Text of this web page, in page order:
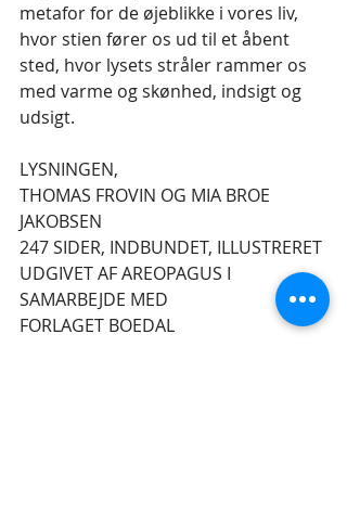
metafor for de øjeblikke i vores liv,
hvor stien fører os ud til et åbent
sted, hvor lysets stråler rammer os
med varme og skønhed, indsigt og
udsigt.
LYSNINGEN,
THOMAS FROVIN OG MIA BROE
JAKOBSEN
247 SIDER, INDBUNDET, ILLUSTRERET
UDGIVET AF AREOPAGUS I
SAMARBEJDE MED
FORLAGET BOEDAL